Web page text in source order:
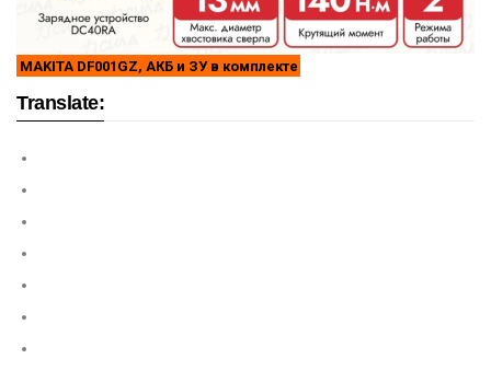
MAKITA DF001GZ, АКБ и ЗУ в комплекте
Translate: